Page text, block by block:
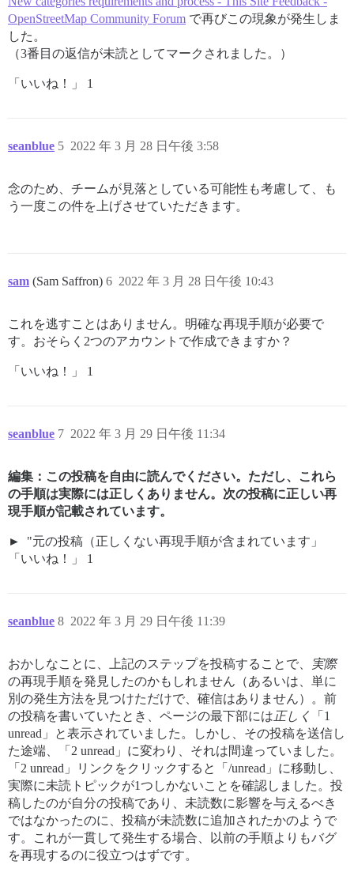
OpenStreetMap Community Forum で再びこの現象が発生しま
した。
（3番目の返信が未読としてマークされました。）
「いいね！」 1
seanblue 2022 年 3 月 28 日午後 3:58
5
念のため、チームが見落としている可能性も考慮して、も
う一度この件を上げさせていただきます。
sam (Sam Saffron) 2022 年 3 月 28 日午後 10:43
6
これを逃すことはありません。明確な再現手順が必要で
す。おそらく2つのアカウントで作成できますか？
「いいね！」 1
seanblue 2022 年 3 月 29 日午後 11:34
7
編集：この投稿を自由に読んでください。ただし、これら
の手順は実際には正しくありません。次の投稿に正しい再
現手順が記載されています。
"元の投稿（正しくない再現手順が含まれています」
「いいね！」 1
seanblue 2022 年 3 月 29 日午後 11:39
8
おかしなことに、上記のステップを投稿することで、
実際
の再現手順を発見したのかもしれません（あるいは、単に
別の発生方法を見つけただけで、確信はありません）。前
の投稿を書いていたとき、ページの最下部には 正しく
「1
unread」と表示されていました。しかし、その投稿を送信し
た途端、「2 unread」に変わり、それは間違っていました。
「2 unread」リンクをクリックすると「/unread」に移動し、
実際に未読トピックが1つしかないことを確認しました。投
稿したのが自分の投稿であり、未読数に影響を与えるべき
ではなかったのに、投稿が未読数に追加されたかのようで
す。これが一貫して発生する場合、以前の手順よりもバグ
を再現するのに役立つはずです。